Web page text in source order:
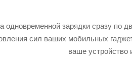
одновременной зарядки сразу по
сил ваших мобильных
ваше устройство